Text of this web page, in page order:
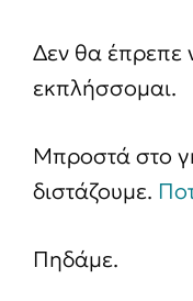
Δεν θα έπρεπε
εκπλήσσομαι.
Μπροστά στο
διστάζουμε.
Πηδάμε.